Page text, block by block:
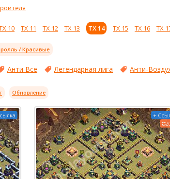
10 ТХ 11 ТХ 12 ТХ 13 ТХ 14 ТХ 15 ТХ 16 ТХ
/ Красивые
Анти Все Легендарная лига Анти-
Обновление
+